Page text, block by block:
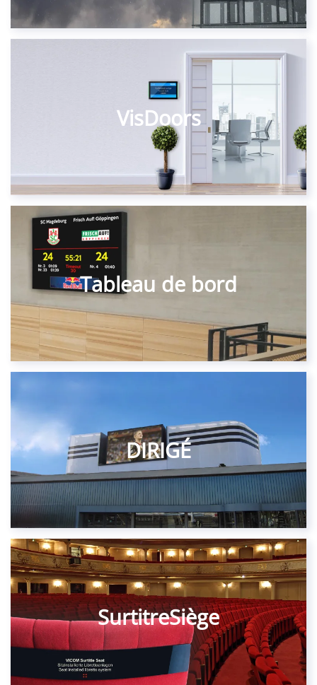
VisDoors
Tableau de bord
DIRIGÉ
SurtitreSiège